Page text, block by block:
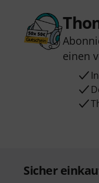
einen
Sicher